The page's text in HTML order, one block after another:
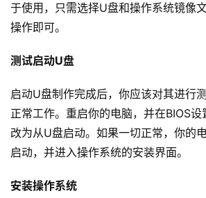
于使用，只需选择U盘和操作系统镜像
操作即可。
测试启动U盘
启动U盘制作完成后，你应该对其进行
正常工作。重启你的电脑，并在BIOS
改为从U盘启动。如果一切正常，你的
启动，并进入操作系统的安装界面。
安装操作系统